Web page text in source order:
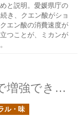
と説明。愛媛県庁の
き、クエン酸がショ
エン酸の消費速度が
つことが、ミカンが
ミカンの甘味は核酸施肥で増強できるか？
ル・味